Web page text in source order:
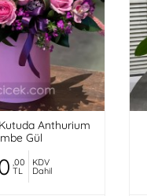
Anthurium
Gül
,00
TL
KDV
Dahil